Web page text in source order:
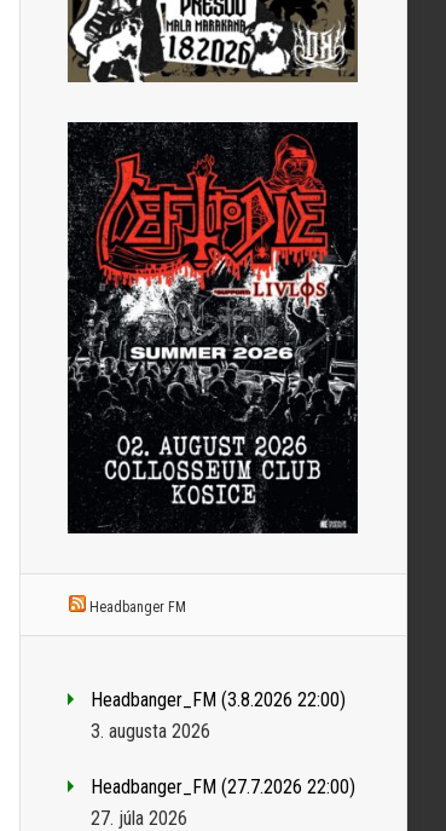
Headbanger FM
Headbanger_FM (3.8.2026 22:00)
3. augusta 2026
Headbanger_FM (27.7.2026 22:00)
27. júla 2026